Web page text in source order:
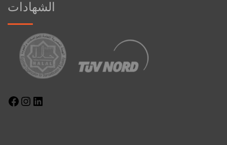
الشهادات
FacebookInstagram